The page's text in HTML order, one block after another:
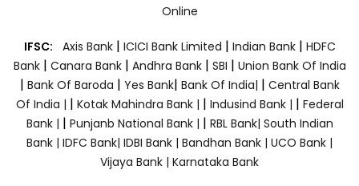
Online
IFSC: Axis Bank | ICICI Bank Limited | Indian Bank | HDFC
Bank| Canara Bank | Andhra Bank| SBI | Union Bank Of India
| Bank Of Baroda | Yes Bank| Bank Of India| | Central Bank
Of India | | Kotak Mahindra Bank | | Indusind Bank | | Federal
Bank | | Punjanb National Bank | | RBL Bank| South Indian
Bank | IDFC Bank| IDBI Bank | Bandhan Bank | UCO Bank |
Vijaya Bank | Karnataka Bank